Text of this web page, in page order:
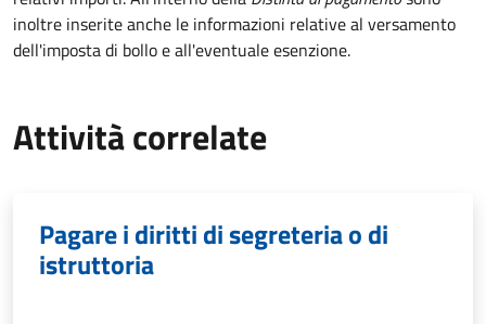
inoltre inserite anche le informazioni relative al versamento
dell'imposta di bollo e all'eventuale esenzione.
Attività correlate
Pagare i diritti di segreteria o di
istruttoria